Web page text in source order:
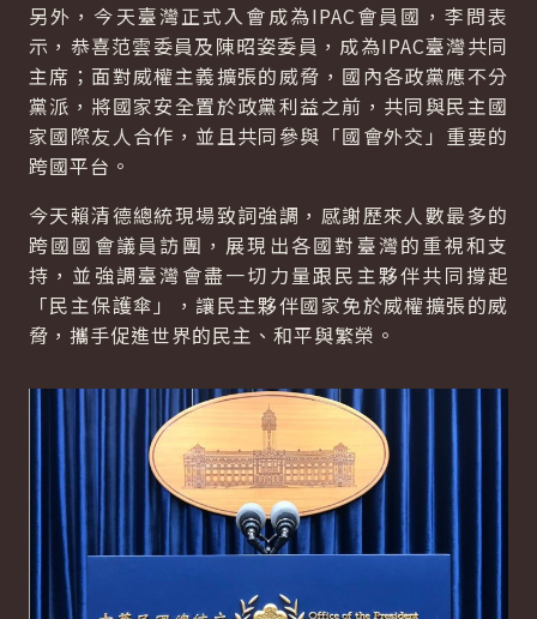
另外，今天臺灣正式入會成為IPAC會員國，李問表
示，恭喜范雲委員及陳昭姿委員，成為IPAC臺灣共同
主席；面對威權主義擴張的威脅，國內各政黨應不分
黨派，將國家安全置於政黨利益之前，共同與民主國
家國際友人合作，並且共同參與「國會外交」重要的
跨國平台。
今天賴清德總統現場致詞強調，感謝歷來人數最多的
跨國國會議員訪團，展現出各國對臺灣的重視和支
持，並強調臺灣會盡一切力量跟民主夥伴共同撐起
「民主保護傘」，讓民主夥伴國家免於威權擴張的威
脅，攜手促進世界的民主、和平與繁榮。